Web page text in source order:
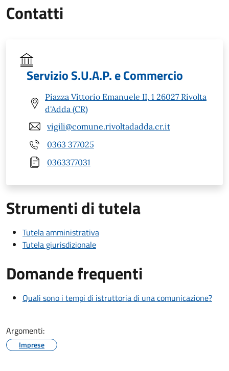
Contatti
Servizio S.U.A.P. e Commercio
Piazza Vittorio Emanuele II, 1 26027 Rivolta
d'Adda (CR)
vigili@comune.rivoltadadda.cr.it
0363 377025
0363377031
Strumenti di tutela
Tutela amministrativa
Tutela giurisdizionale
Domande frequenti
Quali sono i tempi di istruttoria di una comunicazione?
Argomenti:
Imprese